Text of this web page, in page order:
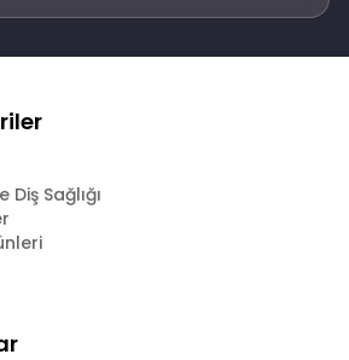
Sağlığı